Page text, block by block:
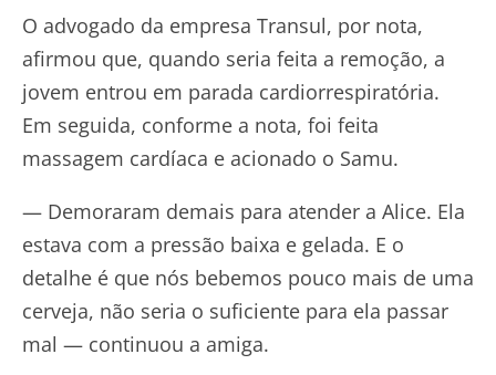
O advogado da empresa Transul, por nota,
afirmou que, quando seria feita a remoção, a
jovem entrou em parada cardiorrespiratória.
Em seguida, conforme a nota, foi feita
massagem cardíaca e acionado o Samu.
— Demoraram demais para atender a Alice. Ela
estava com a pressão baixa e gelada. E o
detalhe é que nós bebemos pouco mais de uma
cerveja, não seria o suficiente para ela passar
mal — continuou a amiga.